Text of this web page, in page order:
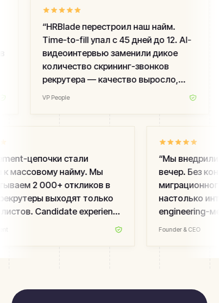
HRBlade перестроил наш найм.
Time-to-fill упал с 45 дней до 12. AI-
видеоинтервью заменили дикое
количество скрининг-звонков
рекрутера — качество выросло,
команда не выгорает.
VP People
цепочки стали
массовому найму. Мы
2 000+ откликов в
выходят только
Candidate experience
Мы внедрили
вечер. Без
настолько
engineering-
вакансии.
Founder & CEO